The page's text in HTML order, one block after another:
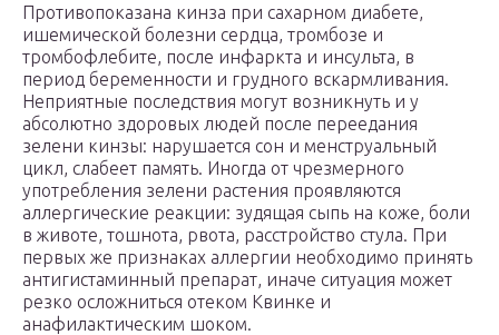
Противопоказана кинза при сахарном диабете,
ишемической болезни сердца, тромбозе и
тромбофлебите, после инфаркта и инсульта, в
период беременности и грудного вскармливания.
Неприятные последствия могут возникнуть и у
абсолютно здоровых людей после переедания
зелени кинзы: нарушается сон и менструальный
цикл, слабеет память. Иногда от чрезмерного
употребления зелени растения проявляются
аллергические реакции: зудящая сыпь на коже, боли
в животе, тошнота, рвота, расстройство стула. При
первых же признаках аллергии необходимо принять
антигистаминный препарат, иначе ситуация может
резко осложниться отеком Квинке и
анафилактическим шоком.